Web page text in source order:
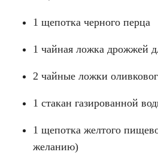
1 щепотка черного перца
1 чайная ложка дрожжей
2 чайные ложки
1 стакан газированной
1 щепотка желтого
желанию)